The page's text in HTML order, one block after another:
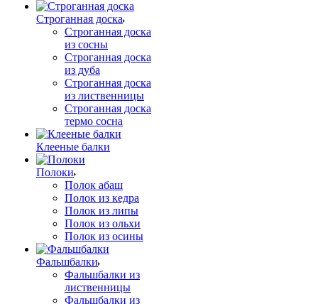
Строганная доска
Строганная доска
из сосны
Строганная доска
из дуба
Строганная доска
из лиственницы
Строганная доска
термо сосна
Клееные балки
Полоки
Полок абаш
Полок из кедра
Полок из липы
Полок из ольхи
Полок из осины
Фальшбалки
Фальшбалки из
лиственницы
Фальшбалки из